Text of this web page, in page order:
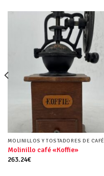
MOLINILLOS Y TOSTADORES DE CAFÉ
Molinillo café «Koffie»
263.24€